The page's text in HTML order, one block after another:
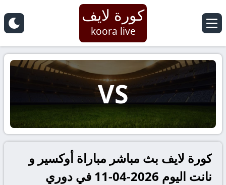
كورة لايف
koora live
VS
كورة لايف بث مباشر مباراة أوكسير و
نانت اليوم 2026-04-11 في دوري